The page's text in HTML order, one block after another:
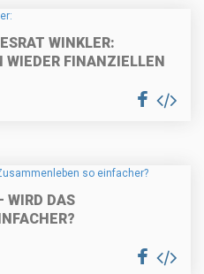
WINKLER:
FINANZIELLEN
WIRD DAS